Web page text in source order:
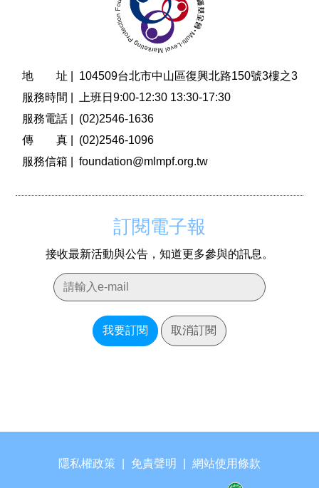
地 址 |
104509台北市中山區復興北路150號3樓之3
服務時間 |
上班日9:00-12:30 13:30-17:30
服務電話 |
(02)2546-1636
傳 真 |
(02)2546-1096
服務信箱 |
foundation@mlmpf.org.tw
訂閱電子報
接收最新活動與公告，知道更多參與的訊息。
我要訂閱 取消訂閱
隱私權政策 免責聲明 網站使用條款